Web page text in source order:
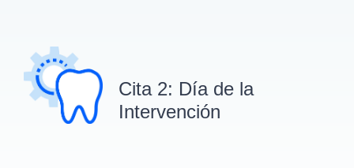
Cita 2: Día de la
Intervención